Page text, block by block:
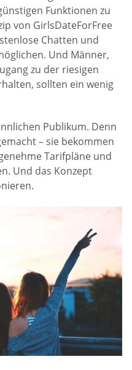
Funktionen zu
von GirlsDateForFree
Chatten und
Und Männer,
zu der riesigen
sollten ein wenig
Publikum. Denn
– sie bekommen
Tarifpläne und
Und das Konzept